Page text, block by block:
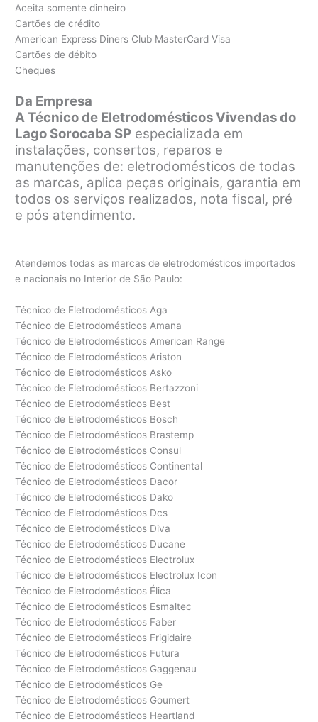
Aceita somente dinheiro
Cartões de crédito
American Express Diners Club MasterCard Visa
Cartões de débito
Cheques
Da Empresa
A Técnico de Eletrodomésticos Vivendas do
Lago Sorocaba SP especializada em
instalações, consertos, reparos e
manutenções de: eletrodomésticos de todas
as marcas, aplica peças originais, garantia em
todos os serviços realizados, nota fiscal, pré
e pós atendimento.
Atendemos todas as marcas de eletrodomésticos importados
e nacionais no Interior de São Paulo:
Técnico de Eletrodomésticos Aga
Técnico de Eletrodomésticos Amana
Técnico de Eletrodomésticos American Range
Técnico de Eletrodomésticos Ariston
Técnico de Eletrodomésticos Asko
Técnico de Eletrodomésticos Bertazzoni
Técnico de Eletrodomésticos Best
Técnico de Eletrodomésticos Bosch
Técnico de Eletrodomésticos Brastemp
Técnico de Eletrodomésticos Consul
Técnico de Eletrodomésticos Continental
Técnico de Eletrodomésticos Dacor
Técnico de Eletrodomésticos Dako
Técnico de Eletrodomésticos Dcs
Técnico de Eletrodomésticos Diva
Técnico de Eletrodomésticos Ducane
Técnico de Eletrodomésticos Electrolux
Técnico de Eletrodomésticos Electrolux Icon
Técnico de Eletrodomésticos Élica
Técnico de Eletrodomésticos Esmaltec
Técnico de Eletrodomésticos Faber
Técnico de Eletrodomésticos Frigidaire
Técnico de Eletrodomésticos Futura
Técnico de Eletrodomésticos Gaggenau
Técnico de Eletrodomésticos Ge
Técnico de Eletrodomésticos Goumert
Técnico de Eletrodomésticos Heartland